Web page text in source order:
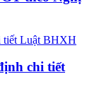
chi tiết